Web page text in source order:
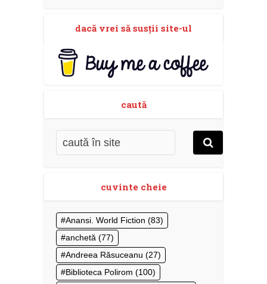
dacă vrei să susţii site-ul
caută
cuvinte cheie
Anansi. World Fiction (83)
anchetă (77)
Andreea Răsuceanu (27)
Biblioteca Polirom (100)